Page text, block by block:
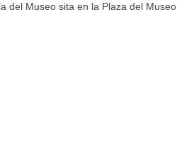
del Museo sita en la Plaza del Museo.